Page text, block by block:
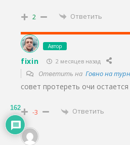
2 Ответить
Автор
fixin 2 месяцев назад
Ответить на Говно на
совет протереть очи остается
-3 Ответить
162